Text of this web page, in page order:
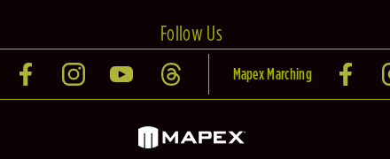
Follow Us
Mapex Marching